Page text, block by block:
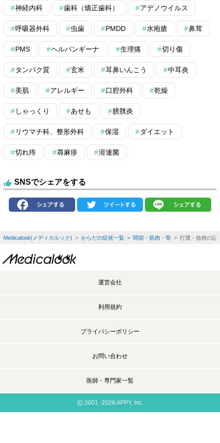
神経内科 歯科（矯正歯科） アデノウイルス
呼吸器外科 虫歯 PMDD 水疱瘡 鼻茸
PMS ヘルパンギーナ 生理痛 切り傷
タンパク質 玄米 耳鼻いんこう 中耳炎
美肌 アレルギー 口腔外科 乾燥
しゃっくり あせも 膀胱炎
リウマチ科、整形外科 保湿 ダイエット
切れ痔 蕁麻疹 溶連菌
SNSでシェアをする
Medicalook(メディカルック) > からだの症状一覧> 関節・筋肉・骨> 打撲・捻挫の記
運営会社
利用規約
プライバシーポリシー
お問い合わせ
医師・専門家一覧
©2001 -2026 APPY, Inc.